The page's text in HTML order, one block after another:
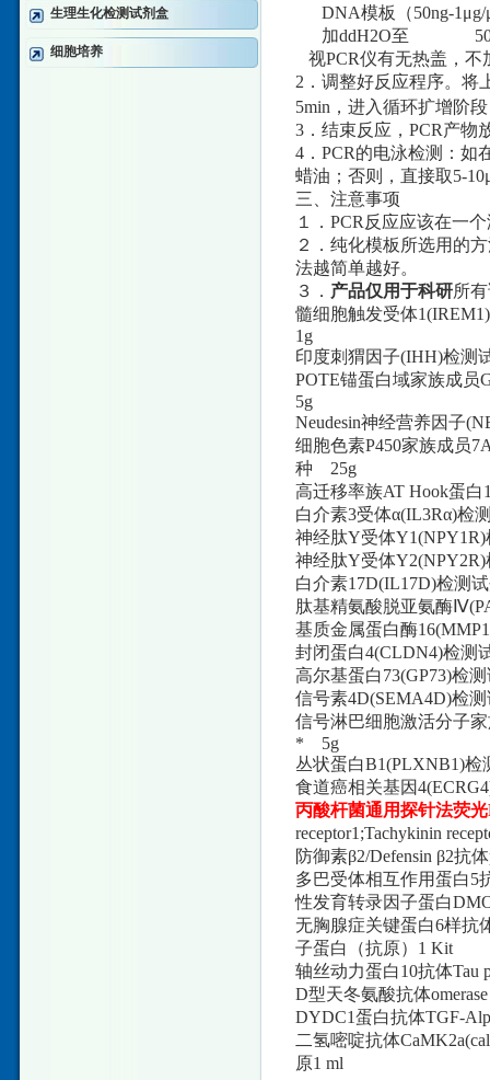
生理生化检测试剂盒
细胞培养
DNA模板（50ng-1μg/
加ddH2O至 50
视PCR仪有无热盖，不
2．调整好反应程序。将
5min，进入循环扩增阶
3．结束反应，PCR产
4．PCR的电泳检测：如
蜡油；否则，直接取5-
三、注意事项
１．PCR反应应该在一
２．纯化模板所选用的
法越简单越好。
３． 产品仅用于科研所
髓细胞触发受体
1g
印度刺猬因子(IHH)检
POTE锚蛋白域家族成
5g
Neudesin神经营养因子
细胞色素P450家族成员
种 25g
高迁移率族AT Hook蛋
白介素3受体α(IL3Rα)
神经肽Y受体
神经肽Y受体
白介素17D(IL17D)检
肽基精氨酸脱亚氨酶
基质金属蛋白酶
封闭蛋白4(CLDN4)检
高尔基蛋白73(GP73)
信号素4D(SEMA4D)检
信号淋巴细胞激活分子
* 5g
丛状蛋白B1(PLXNB1)
食道癌相关基因
丙酸杆菌通用探针法荧
receptor1;Tachykinin
防御素β2/Defensin β2抗
多巴受体相互作用蛋白5
性发育转录因子蛋白
无胸腺症关键蛋白6样抗
子蛋白（抗原）1 Kit
轴丝动力蛋白10抗体Tau
D型天冬氨酸抗体
DYDC1蛋白抗体TGF-
二氢嘧啶抗体
原1 ml